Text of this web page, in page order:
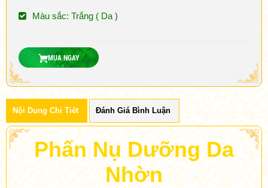
Màu sắc: Trắng ( Da )
MUA NGAY
Nội Dung Chi Tiết Đánh Giá Bình Luận
Phấn Nụ Dưỡng Da
Nhờn